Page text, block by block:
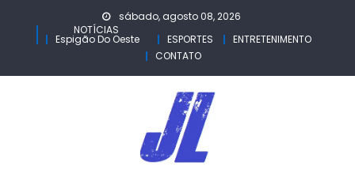
content
sábado, agosto 08, 2026
NOTÍCIAS
Espigão Do Oeste ESPORTES
ENTRETENIMENTO
CONTATO